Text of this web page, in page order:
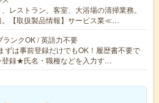
レストラン、客室、大浴場の清掃業務。
。【取扱製品情報】サービス業≪…
ランクOK / 英語力不要
は事前登録だけでもOK！履歴書不要で
登録★氏名・職種などを入力す…